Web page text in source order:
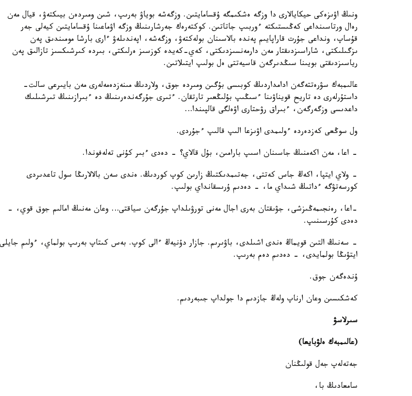
ونىڭ اۋىزەكى حيكايالارى دا وزگە ەشكىمگە ۇقسامايتىن. وزگەشە بوياۋ بەرىپ، شىن ومىردەن بيىكتەۋ، قيال مەن
رەال ورتاسىنداعى كەڭىستىكتە ءوربىپ جاتاتىن. كوكتەرەك جەرشارىنىڭ وزگە اۋماعىنا ۇقسامايتىن كيەلى جەر
قۇساپ، ونداعى جۇرت قاراپايىم پەندە بالاسىنان بولەكتەۋ، وزگەشە، اپەندىلەۋ ءارى بارشا مومىندىق پەن
ىزگىلىكتى، شاراسىزدىقتار مەن دارمەنسىزدىكتى، كەي-كەيدە كوزسىز ەرلىكتى، بىردە كىرشىكسىز تازالىق پەن
رياسىزدىقتى بويىنا سىڭدىرگەن قاسيەتتى ەل بولىپ ايتىلاتىن.
عالىمبەك سۋرەتتەگەن ادامداردىڭ كوبىسى بۇگىن ومىردە جوق، ولاردىڭ مىنەزدەمەلەرى مەن بايىرعى سالت-
داستۇرلەرى دە تاريح قويناۋىنا ءسىڭىپ بۇلىڭعىر تارتقان. ءتىرى جۇرگەندەرىنىڭ دە ءبىرازىنىڭ تىرشىلىك
داعدىسى وزگەرگەن، ءبىراق رۋحتارى اۋەلگى قالپىندا…
ول سوڭعى كەزدەردە ءولىمدى اۋىزعا الىپ قالىپ ءجۇردى.
- اعا، مەن اكەمنىڭ جاسىنان اسىپ بارامىن، بۇل قالاي؟ - دەدى ءبىر كۇنى تەلەفوندا.
- ولاي ايتپا، اكەڭ جاس كەتتى، جەتىمدىكتىڭ زارىن كوپ كوردىڭ. ەندى سەن بالالارىڭا سول تاعدىردى
كورسەتۋگە ءداتىڭ شىداي ما، - دەدىم ۇرىسقانداي بولىپ.
-اعا، رەنجىمەڭىزشى، جۋىقتان بەرى اجال مەنى تورۋىلداپ جۇرگەن سياقتى… وعان مەنىڭ امالىم جوق قوي، -
دەدى كۇرسىنىپ.
- سەنىڭ التىن قويماڭ ەندى اشىلدى، باۋىرىم. جازار دۇنيەڭ ءالى كوپ. بەس كىتاپ بەرىپ بولماي، ءولىم جايلى
ايتۋىڭا بولمايدى، - دەدىم دەم بەرىپ.
ۇندەگەن جوق.
كەشكىسىن وعان ارناپ ولەڭ جازدىم دا جولداپ جىبەردىم.
سىرلاسۋ
(عالىمبەك ەلۋبايعا)
جەتەلەپ جەل قولىڭنان
سامعادىڭ با،